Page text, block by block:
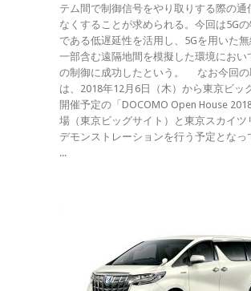
テム間で制御信号をやり取りする際の通
なくすることが求められる。今回は5G
である低遅延性を活用し、5Gを用いた
一部含む遠隔地間を模擬した環境におい
の制御に成功したという。 なお今回の
は、2018年12月6日（木）から東京ビッ
開催予定の「DOCOMO Open House
場（東京ビッグサイト）と東京スカイツ
デモンストレーションを行う予定となっ
...